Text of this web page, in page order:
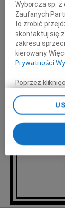
Wyborcza sp. z
Zaufanych
to zrobić
skontaktuj się
zakresu
kierowany.
Prywatności
Poprzez
Wyborczej sp. z
na Twoim
chwili zmienić
ponownie
preferencjami
przechodząc
Zmiana
My, nasi